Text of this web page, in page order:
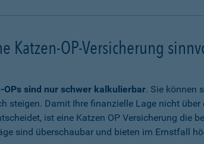
Katzen-OP-Versicherung
OPs sind nur schwer kalkulierbar. Sie können
steigen. Damit Ihre finanzielle Lage nicht über
ist eine Katzen OP Versicherung die
sind überschaubar und bieten im Ernstfall